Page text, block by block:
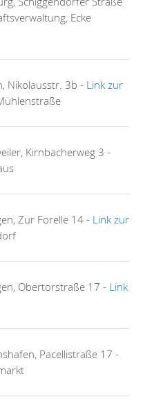
Ecke
Nikolausstr. 3b - Link zur
Kirnbacherweg 3 -
Zur Forelle 14 - Link zur
Obertorstraße 17 - Link
Pacellistraße 17 -